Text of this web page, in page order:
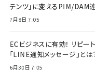
テンツ」に変えるPIM/DAM
7月8日 7:05
ECビジネスに有効！ リピ
「LINE通知メッセージ」とは
6月30日 7:05